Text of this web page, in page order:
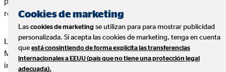
resultar del uso o del acceso al Web de Edgar Aguado Martín.
Las informaciones publicadas en el Web de Edgar Aguado
Martín no constituyen ninguna recomendación, oferta o
invitación para adquirir o vender seguros o instrumentos de
Cookies de marketing
Las cookies de marketing se utilizan para para mostrar publicidad
personalizada. Si acepta las cookies de marketing, tenga en cuenta
que está consintiendo de forma explícita las transferencias
internacionales a EEUU (país que no tiene una protección legal
adecuada).